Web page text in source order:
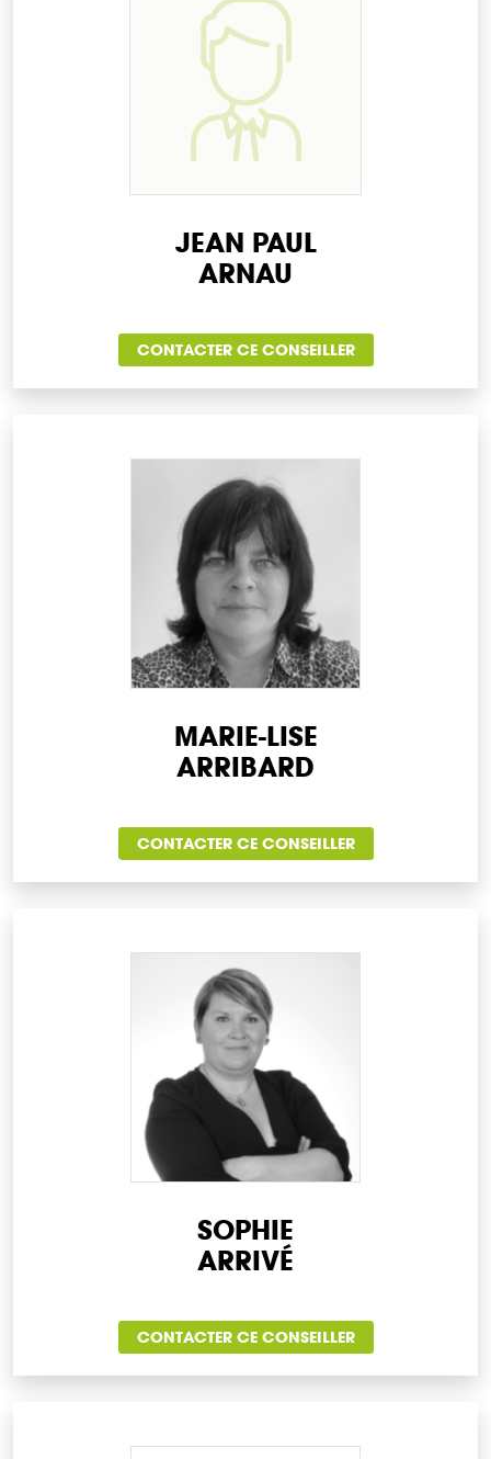
JEAN PAUL
ARNAU
CONTACTER CE CONSEILLER
MARIE-LISE
ARRIBARD
CONTACTER CE CONSEILLER
SOPHIE
ARRIVÉ
CONTACTER CE CONSEILLER